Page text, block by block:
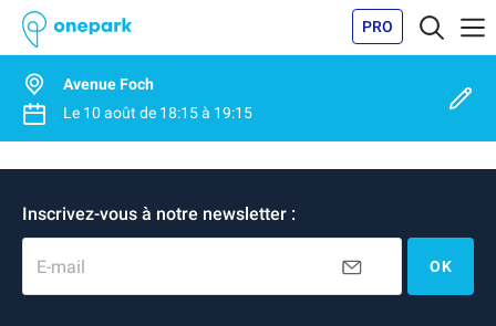
PRO
Avenue Foch
Le 10 août de 18:15à 19:15
Inscrivez-vous à notre newsletter :
E-mail OK